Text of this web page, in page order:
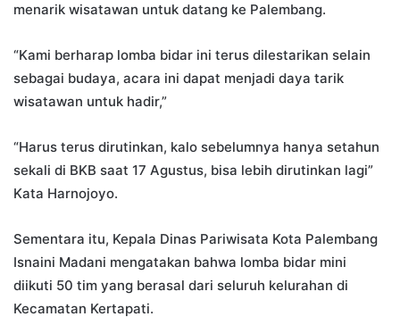
menarik wisatawan untuk datang ke Palembang.
“Kami berharap lomba bidar ini terus dilestarikan selain
sebagai budaya, acara ini dapat menjadi daya tarik
wisatawan untuk hadir,”
“Harus terus dirutinkan, kalo sebelumnya hanya setahun
sekali di BKB saat 17 Agustus, bisa lebih dirutinkan lagi”
Kata Harnojoyo.
Sementara itu, Kepala Dinas Pariwisata Kota Palembang
Isnaini Madani mengatakan bahwa lomba bidar mini
diikuti 50 tim yang berasal dari seluruh kelurahan di
Kecamatan Kertapati.